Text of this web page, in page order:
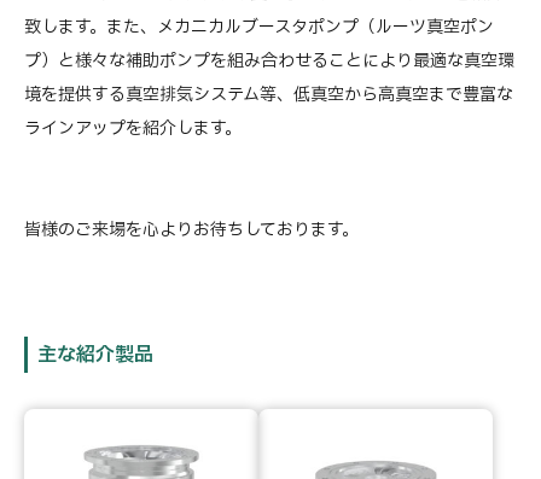
致します。また、メカニカルブースタポンプ（ルーツ真空ポン
プ）と様々な補助ポンプを組み合わせることにより最適な真空環
境を提供する真空排気システム等、低真空から高真空まで豊富な
ラインアップを紹介します。
皆様のご来場を心よりお待ちしております。
主な紹介製品